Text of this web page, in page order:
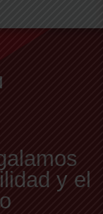
y el